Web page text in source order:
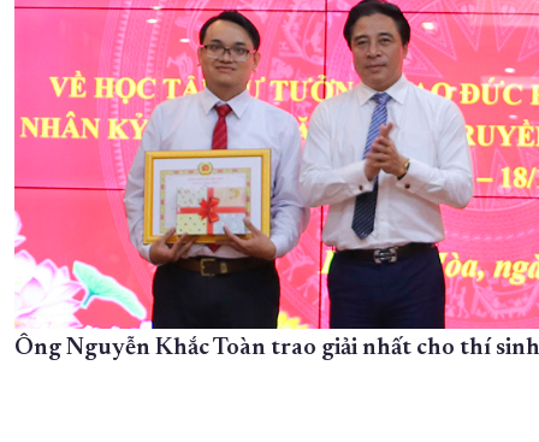
Ông Nguyễn Khắc Toàn trao giải nhất cho thí sinh